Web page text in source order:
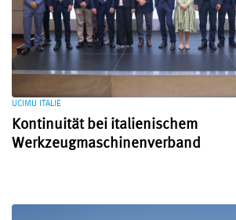
UCIMU ITALIE
Kontinuität bei italienischem
Werkzeugmaschinenverband